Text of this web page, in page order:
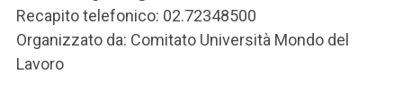
Recapito telefonico: 02.72348500
Organizzato da: Comitato Università Mondo del
Lavoro